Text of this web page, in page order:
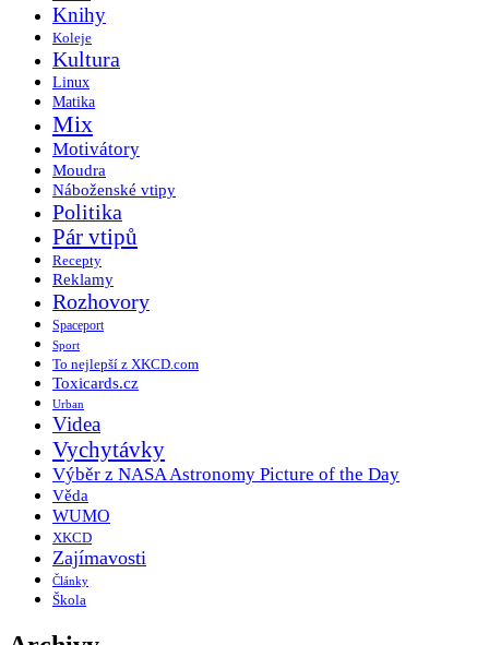
Knihy
Koleje
Kultura
Linux
Matika
Mix
Motivátory
Moudra
Náboženské vtipy
Politika
Pár vtipů
Recepty
Reklamy
Rozhovory
Spaceport
Sport
To nejlepší z XKCD.com
Toxicards.cz
Urban
Videa
Vychytávky
Výběr z NASA Astronomy Picture of the Day
Věda
WUMO
XKCD
Zajímavosti
Články
Škola